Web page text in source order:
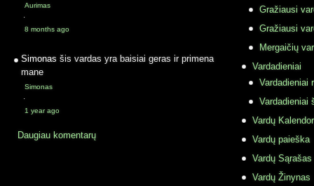
Aurimas
·
8 months ago
Simonas šis vardas yra baisiai geras ir primena
mane
Simonas
·
1 year ago
Daugiau komentarų
Gražiausi
Gražiausi
Mergaičių
Vardadieniai
Vardadieniai
Vardadieniai
Vardų
Vardų paieška
Vardų Sąrašas
Vardų Žinynas